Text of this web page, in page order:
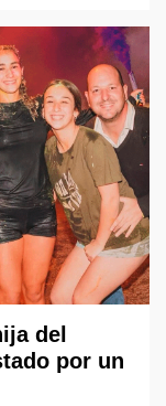
del
por un